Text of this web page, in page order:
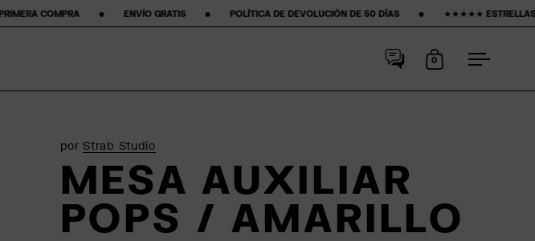
ENVÍO GRATIS ‎ ‎ ‎ ‎ ‎ ‎ ‎ •‎ ‎ ‎ ‎ ‎ ‎ ‎ ‎ POLÍTICA DE DEVOLUCIÓN DE 50 DÍAS ‎ ‎ ‎ ‎ ‎ ‎ ‎ •‎ ‎ ‎ ‎ ‎ ‎ ‎ ‎ ★★★★★ ESTRELLAS EN GOOGLE ‎ ‎ ‎ ‎ ‎ ‎ ‎ •‎
Abrir carrito
0
Abrir
porStrab Studio
MESA AUXILIAR
POPS / AMARILLO